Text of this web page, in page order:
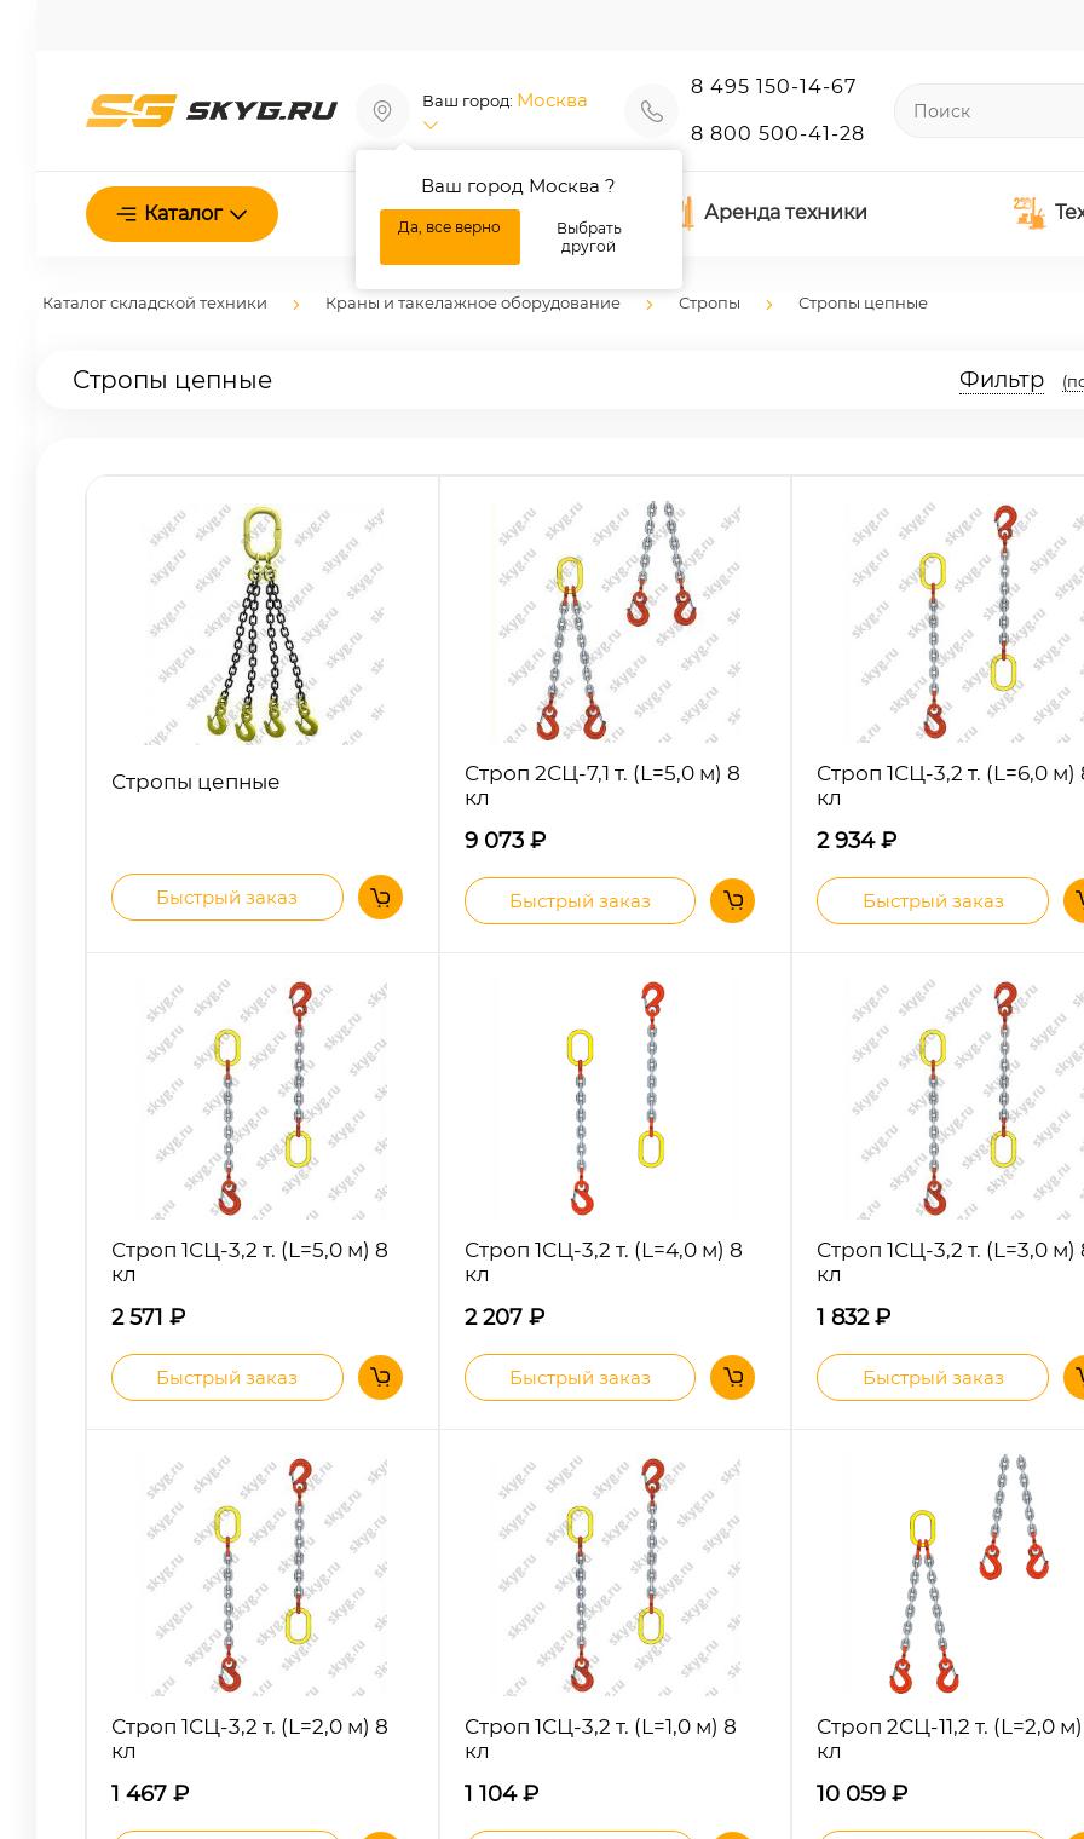
Ваш город: Москва
Ваш город Москва ?
Да, все верно
Выбрать
другой
8 495 150-14-67
8 800 500-41-28
Каталог О нас Аренда техники
Каталог складской техники Краны и такелажное оборудование Стропы Стропы цепные
Стропы цепные Фильтр
Стропы цепные
Быстрый заказ
Строп 2СЦ-7,1 т. (L=5,0 м) 8
кл
9 073 ₽
Быстрый заказ
Строп 1СЦ-3,2 т. (L=6,0 м)
кл
2 934₽
Быстрый заказ
Строп 1СЦ-3,2 т. (L=5,0 м) 8
кл
2 571 ₽
Быстрый заказ
Строп 1СЦ-3,2 т. (L=4,0 м) 8
кл
2 207 ₽
Быстрый заказ
Строп 1СЦ-3,2 т. (L=3,0 м)
кл
1 832₽
Быстрый заказ
Строп 1СЦ-3,2 т. (L=2,0 м) 8
кл
1 467 ₽
Строп 1СЦ-3,2 т. (L=1,0 м) 8
кл
1 104₽
Строп 2СЦ-11,2 т. (L=2,0
кл
10 059₽